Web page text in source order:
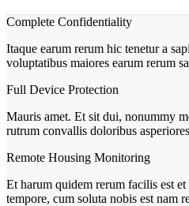
Complete Confidentiality
Itaque earum rerum hic tenetur a
voluptatibus maiores earum rerum
Full Device Protection
Mauris amet. Et sit dui, nonummy
rutrum convallis doloribus
Remote Housing Monitoring
Et harum quidem rerum facilis est
tempore, cum soluta nobis est nam